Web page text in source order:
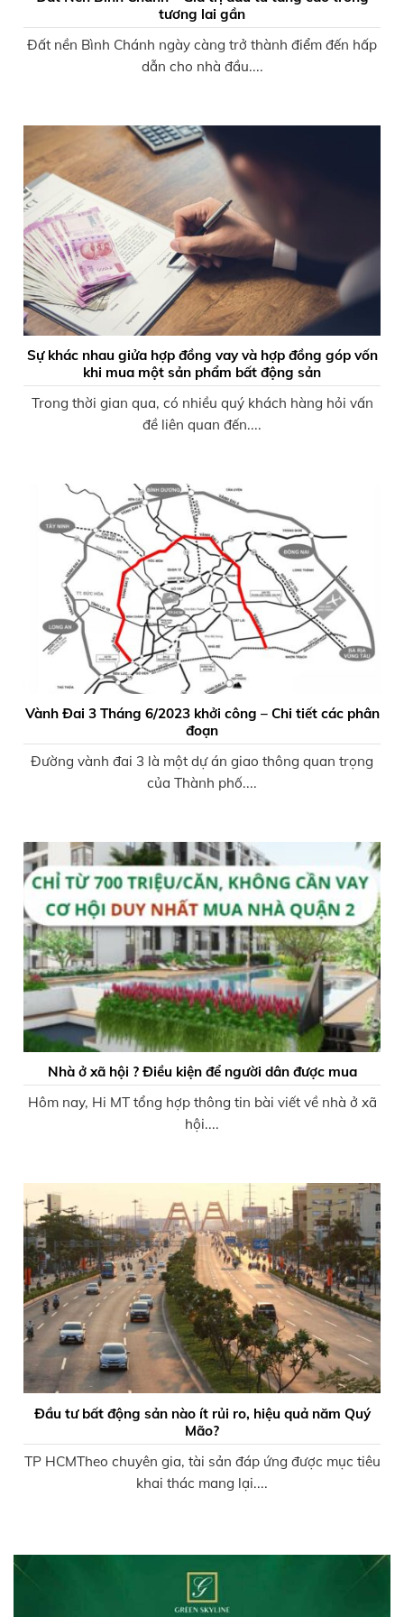
tương lai gần
Đất nền Bình Chánh ngày càng trở thành điểm đến hấp
dẫn cho nhà đầu....
Sự khác nhau giửa hợp đồng vay và hợp đồng góp vốn
khi mua một sản phẩm bất động sản
Trong thời gian qua, có nhiều quý khách hàng hỏi vấn
đề liên quan đến....
Vành Đai 3 Tháng 6/2023 khởi công – Chi tiết các phân
đoạn
Đường vành đai 3 là một dự án giao thông quan trọng
của Thành phố....
Nhà ở xã hội ? Điều kiện để người dân được mua
Hôm nay, Hi MT tổng hợp thông tin bài viết về nhà ở xã
hội....
Đầu tư bất động sản nào ít rủi ro, hiệu quả năm Quý
Mão?
TP HCMTheo chuyên gia, tài sản đáp ứng được mục tiêu
khai thác mang lại....